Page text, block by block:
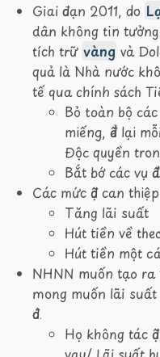
Giai đoạn 2011, do
dân không tin
tích trữ vàng và
quả là Nhà nước
tế qua chính sách
Bỏ toàn bộ
miếng, để lại
Độc quyền
Bắt bớ các vụ
Các mức độ can
Tăng lãi suất
Hút tiền về
Hút tiền một
NHNN muốn tạo ra
mong muốn lãi suất
đó.
Họ không tác